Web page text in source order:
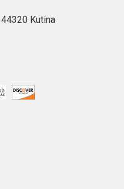
Kutina